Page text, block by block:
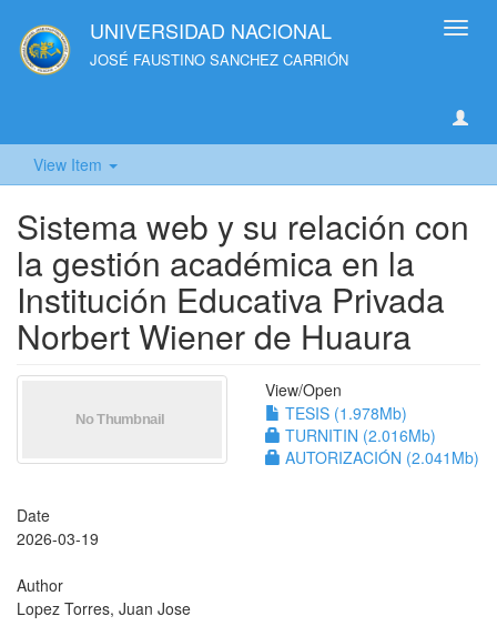
UNIVERSIDAD NACIONAL
JOSÉ FAUSTINO SANCHEZ CARRIÓN
View Item
Sistema web y su relación con
la gestión académica en la
Institución Educativa Privada
Norbert Wiener de Huaura
View/Open
TESIS (1.978Mb)
TURNITIN (2.016Mb)
AUTORIZACIÓN (2.041Mb)
Date
2026-03-19
Author
Lopez Torres, Juan Jose